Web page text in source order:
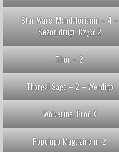
Star Wars: Mandalorianin – 4 –
Sezon drugi. Część 2
Thor – 2
Thorgal Saga – 2 – Wendigo
Wolverine. Broń X
Popolupo Magazine nr 2